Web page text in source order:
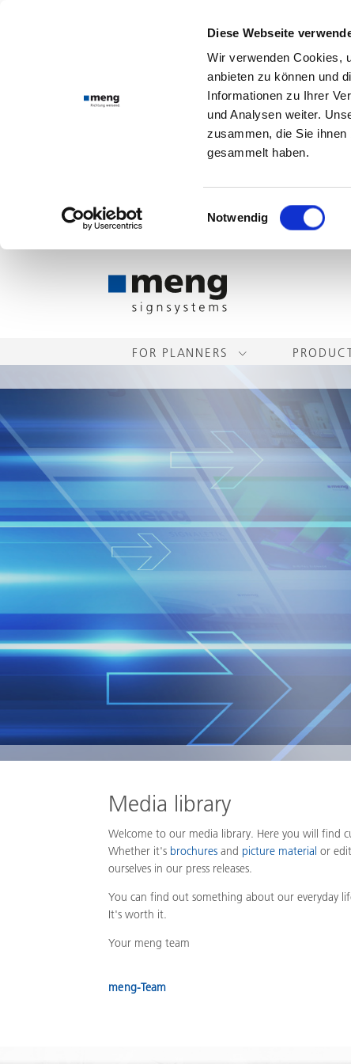
Diese Webseite
Wir verwenden Cookies,
anbieten zu können und
Informationen zu Ihrer
und Analysen weiter.
zusammen, die Sie
gesammelt haben.
Einwilligungsauswahl
Notwendig
FOR PLANNERS
Media library
Welcome to our media library. Here you will find
Whether it's brochures and picture material or
ourselves in our press releases.
You can find out something about our everyday
It's worth it.
Your meng team
meng-Team